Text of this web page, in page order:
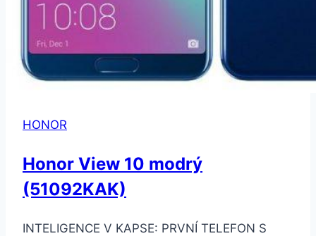
HONOR
Honor View 10 modrý
(51092KAK)
INTELIGENCE V KAPSE: PRVNÍ TELEFON S